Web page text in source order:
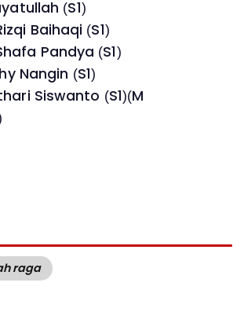
(S1)
Baihaqi (S1)
Pandya (S1)
Nangin (S1)
Siswanto (S1)(M
raga